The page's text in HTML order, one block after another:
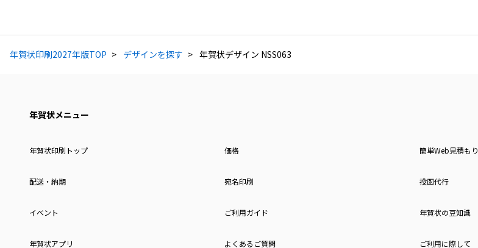
年賀状印刷2027年版TOP デザインを探す 年賀状デザイン NSS063
年賀状メニュー
年賀状印刷トップ 価格 簡単Web見積もり
配送・納期 宛名印刷 投函代行
イベント ご利用ガイド 年賀状の豆知識
年賀状アプリ よくあるご質問 ご利用に際して